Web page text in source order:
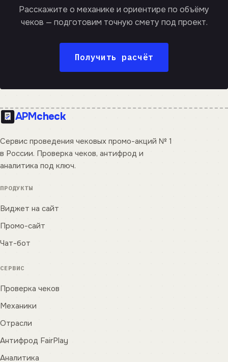
Расскажите о механике и ориентире по объёму
чеков — подготовим точную смету под проект.
Получить расчёт
APMcheck
Сервис проведения чековых промо-акций № 1
в России. Проверка чеков, антифрод и
аналитика под ключ.
ПРОДУКТЫ
Виджет на сайт
Промо-сайт
Чат-бот
СЕРВИС
Проверка чеков
Механики
Отрасли
Антифрод FairPlay
Аналитика